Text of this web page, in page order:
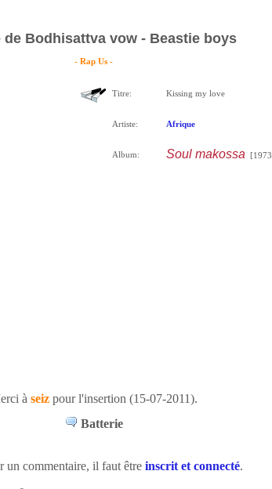
de Bodhisattva vow - Beastie boys
- Rap Us -
Titre: Kissing my love
Artiste: Afrique
Album: Soul makossa
à seiz pour l'insertion (15-07-2011).
Batterie
un commentaire, il faut être inscrit et connecté.